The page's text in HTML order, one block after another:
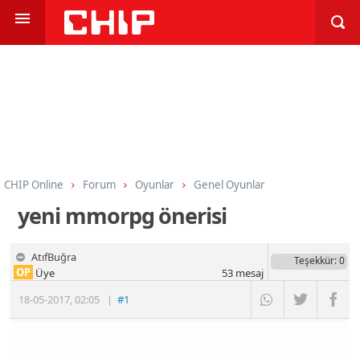
CHIP Online Forum Oyunlar Genel Oyunlar
yeni mmorpg önerisi
AtıfBuğra
18-05-2017,02:05 |#1
OP Üye
Teşekkür: 0
53mesaj